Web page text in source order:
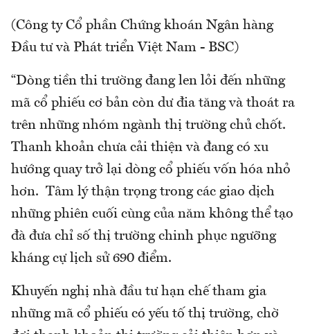
(Công ty Cổ phần Chứng khoán Ngân hàng
Đầu tư và Phát triển Việt Nam - BSC)
“Dòng tiền thi trường đang len lỏi đến những
mã cổ phiếu cơ bản còn dư đia tăng và thoát ra
trên những nhóm ngành thị trường chủ chốt.
Thanh khoản chưa cải thiện và đang có xu
hướng quay trở lại dòng cổ phiếu vốn hóa nhỏ
hơn. Tâm lý thận trọng trong các giao dịch
những phiên cuối cùng của năm không thể tạo
đà đưa chỉ số thị trường chinh phục ngưỡng
kháng cự lịch sử 690 điểm.
Khuyến nghị nhà đầu tư hạn chế tham gia
những mã cổ phiếu có yếu tố thị trường, chờ